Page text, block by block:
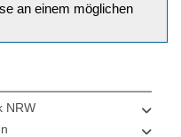
an einem möglichen
NRW